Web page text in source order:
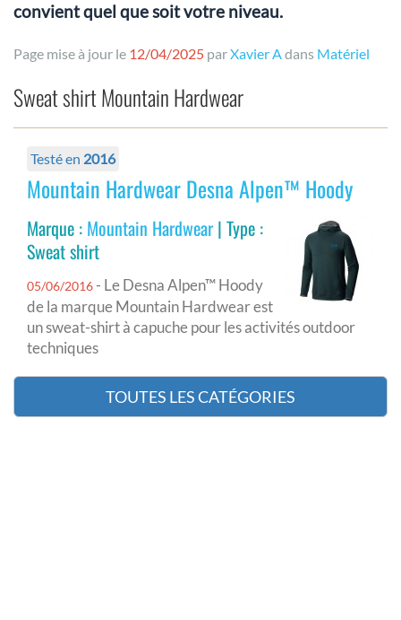
convient quel que soit votre niveau.
Page mise à jour le 12/04/2025 parXavier Adans Matériel
Sweat shirt Mountain Hardwear
Testé en 2016
Mountain Hardwear Desna Alpen™ Hoody
Marque : Mountain Hardwear| Type :
Sweat shirt
05/06/2016 - Le Desna Alpen™ Hoody
de la marque Mountain Hardwear est
un sweat-shirt à capuche pour les activités outdoor
techniques
TOUTES LES CATÉGORIES